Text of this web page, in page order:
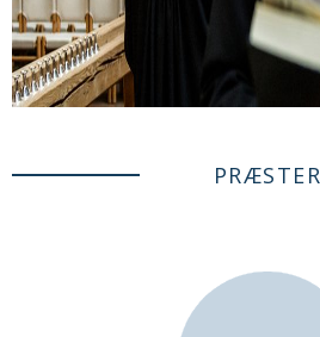
PRÆSTER